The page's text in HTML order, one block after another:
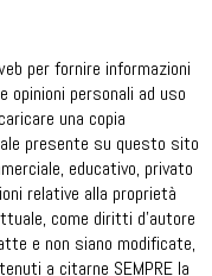
per fornire informazioni
opinioni personali ad uso
una copia
presente su questo sito
educativo, privato
relative alla proprietà
come diritti d’autore
e non siano modificate,
a citarne SEMPRE la